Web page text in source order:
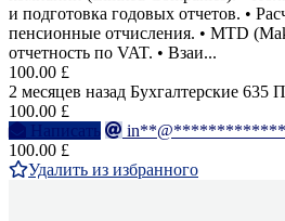
и подготовка годовых отчетов. •
пенсионные отчисления. • MTD
отчетность по VAT. • Взаи...
100.00 £
2 месяцев назад Бухгалтерские 635
100.00 £
Написать
100.00 £
Удалить из избранного